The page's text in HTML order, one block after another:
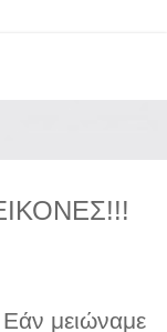
Εάν μειώναμε